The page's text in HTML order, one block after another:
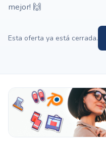
mejor! 🙌
Esta oferta ya está cerrada.